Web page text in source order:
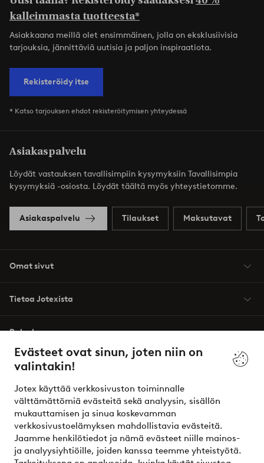
Evästeet ovat sinun, joten niin on
valintakin!
Jotex käyttää verkkosivuston toiminnalle
välttämättömiä evästeitä sekä analyysin, sisällön
mukauttamisen ja sinua koskevamman
verkkosivustoelämyksen mahdollistavia evästeitä.
Jaamme henkilötiedot ja nämä evästeet niille mainos-
ja analyysiyhtiöille, joiden kanssa teemme yhteistyötä.
kalleimmasta tuotteesta*
Asiakkaana meillä olet ensimmäinen, jolla on eksklusiivisia
tarjouksia, jännittäviä uutisia ja paljon inspiraatiota.
Rekisteröidy itse
* Katso tarjouksen ehdot rekisteröitymisen yhteydessä
Asiakaspalvelu
Löydät vastauksen tavallisimpiin kysymyksiin Tavallisimpia
kysymyksiä -osiosta. Löydät täältä myös yhteystietomme.
Asiakaspalvelu Tilaukset Maksutavat
Omat sivut
Tietoa Jotexista
Palvelumme
Ehdot
Ystävät
Turvalliset maksut – maksa nyt tai erissä